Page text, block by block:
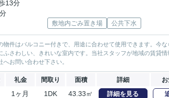
13分
敷地内ごみ置き場 公共下水
件はバルコニー付きで、用途に合わせて使用できます。今な
さわしい、きれいな室内です。当社スタッフが地域の賃貸
お問い合わせ下さい。
礼金 間取り 面積 詳細
1ヶ月 1DK 43.33㎡ 詳細を見る